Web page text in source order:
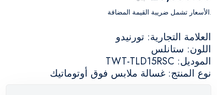
.الأسعار تشمل ضريبة القيمة المضافة
العلامة التجارية: تورنيدو
اللون: ستانلس
الموديل: TWT-TLD15RSC
نوع المنتج: غسالة ملابس فوق أوتوماتيك